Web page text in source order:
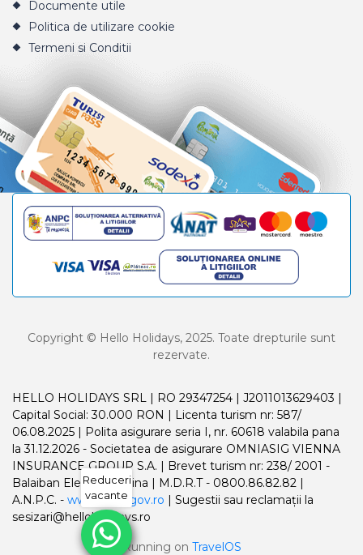
Documente utile
Politica de utilizare cookie
Termeni si Conditii
Copyright © Hello Holidays, 2025. Toate drepturile sunt
rezervate.
HELLO HOLIDAYS SRL | RO 29347254 | J2011013629403 |
Capital Social: 30.000 RON | Licenta turism nr: 587/
06.08.2025 | Polita asigurare seria I, nr. 60618 valabila pana
la 31.12.2026 - Societatea de asigurare OMNIASIG VIENNA
INSURANCE GROUP S.A. | Brevet turism nr: 238/ 2001 -
Balaiban Elena Madalina | M.D.R.T - 0800.86.82.82 |
A.N.P.C. - www.anpc.gov.ro | Sugestii sau reclamații la
sesizari@helloholidays.ro
Running on TravelOS
Reduceri
vacante